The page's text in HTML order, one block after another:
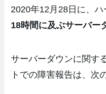
2020年12月28日に、
18時間に及ぶサーバー
サーバーダウンに関す
トでの障害報告は、次